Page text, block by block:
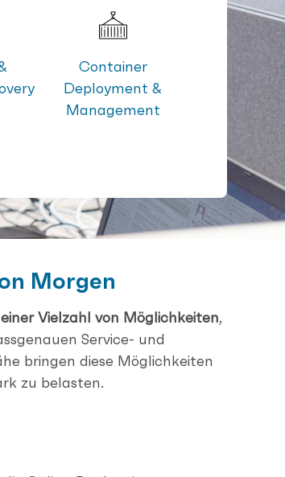
Container
Deployment &
Management
Morgen
Vielzahl von Möglichkeiten,
Service- und
bringen diese Möglichkeiten
zu belasten.